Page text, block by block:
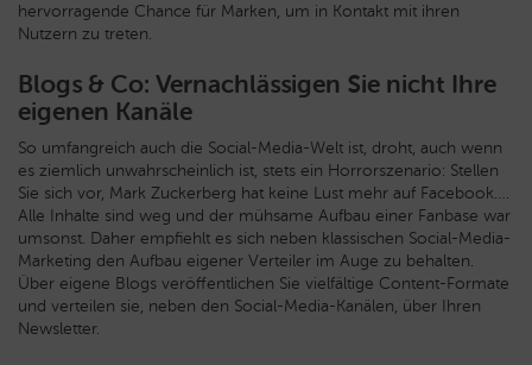
hervorragende Chance für Marken, um in Kontakt mit ihren
Nutzern zu treten.
Blogs & Co: Vernachlässigen Sie nicht Ihre
eigenen Kanäle
So umfangreich auch die Social-Media-Welt ist, droht, auch wenn
es ziemlich unwahrscheinlich ist, stets ein Horrorszenario: Stellen
Sie sich vor, Mark Zuckerberg hat keine Lust mehr auf Facebook….
Alle Inhalte sind weg und der mühsame Aufbau einer Fanbase war
umsonst. Daher empfiehlt es sich neben klassischen Social-Media-
Marketing den Aufbau eigener Verteiler im Auge zu behalten.
Über eigene Blogs veröffentlichen Sie vielfältige Content-Formate
und verteilen sie, neben den Social-Media-Kanälen, über Ihren
Newsletter.